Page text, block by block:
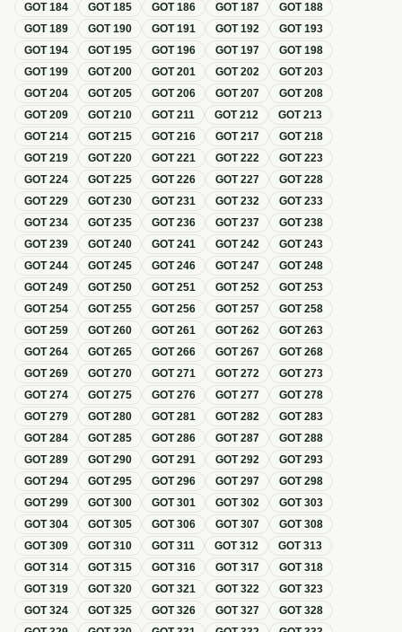
GOT184 GOT185 GOT186 GOT187 GOT188
GOT189 GOT190 GOT191 GOT192 GOT193
GOT194 GOT195 GOT196 GOT197 GOT198
GOT199 GOT200 GOT201 GOT202 GOT203
GOT204 GOT205 GOT206 GOT207 GOT208
GOT209 GOT210 GOT211 GOT212 GOT213
GOT214 GOT215 GOT216 GOT217 GOT218
GOT219 GOT220 GOT221 GOT222 GOT223
GOT224 GOT225 GOT226 GOT227 GOT228
GOT229 GOT230 GOT231 GOT232 GOT233
GOT234 GOT235 GOT236 GOT237 GOT238
GOT239 GOT240 GOT241 GOT242 GOT243
GOT244 GOT245 GOT246 GOT247 GOT248
GOT249 GOT250 GOT251 GOT252 GOT253
GOT254 GOT255 GOT256 GOT257 GOT258
GOT259 GOT260 GOT261 GOT262 GOT263
GOT264 GOT265 GOT266 GOT267 GOT268
GOT269 GOT270 GOT271 GOT272 GOT273
GOT274 GOT275 GOT276 GOT277 GOT278
GOT279 GOT280 GOT281 GOT282 GOT283
GOT284 GOT285 GOT286 GOT287 GOT288
GOT289 GOT290 GOT291 GOT292 GOT293
GOT294 GOT295 GOT296 GOT297 GOT298
GOT299 GOT300 GOT301 GOT302 GOT303
GOT304 GOT305 GOT306 GOT307 GOT308
GOT309 GOT310 GOT311 GOT312 GOT313
GOT314 GOT315 GOT316 GOT317 GOT318
GOT319 GOT320 GOT321 GOT322 GOT323
GOT324 GOT325 GOT326 GOT327 GOT328